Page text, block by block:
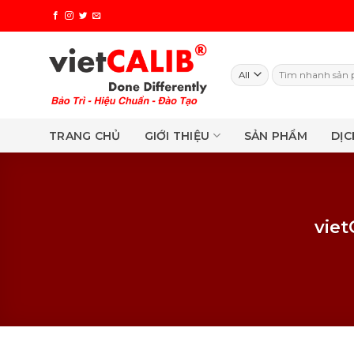
content
Search
for:
TRANG CHỦ GIỚI THIỆU SẢN PHẨM